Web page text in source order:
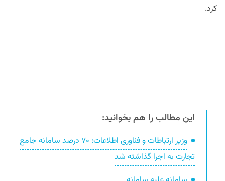
کرد.
این مطالب را هم بخوانید:
وزیر ارتباطات و فناوری اطلاعات: ۷۰ درصد سامانه جامع
تجارت به اجرا گذاشته شد